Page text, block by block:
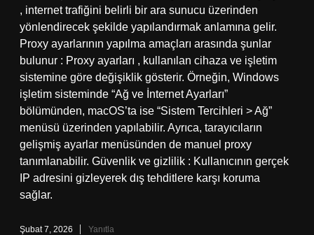
, internet trafiğini belirli bir ara sunucu üzerinden
yönlendirecek şekilde yapılandırmak anlamına gelir.
Proxy ayarlarının yapılma amaçları arasında şunlar
bulunur : Proxy ayarları , kullanılan cihaza ve işletim
sistemine göre değişiklik gösterir. Örneğin, Windows
işletim sisteminde “Ağ ve İnternet Ayarları”
bölümünden, macOS’ta ise “Sistem Tercihleri > Ağ”
menüsü üzerinden yapılabilir. Ayrıca, tarayıcıların
gelişmiş ayarlar menüsünden de manuel proxy
tanımlanabilir. Güvenlik ve gizlilik : Kullanıcının gerçek
IP adresini gizleyerek dış tehditlere karşı koruma
sağlar.
Şubat 7, 2026 Yanıtla